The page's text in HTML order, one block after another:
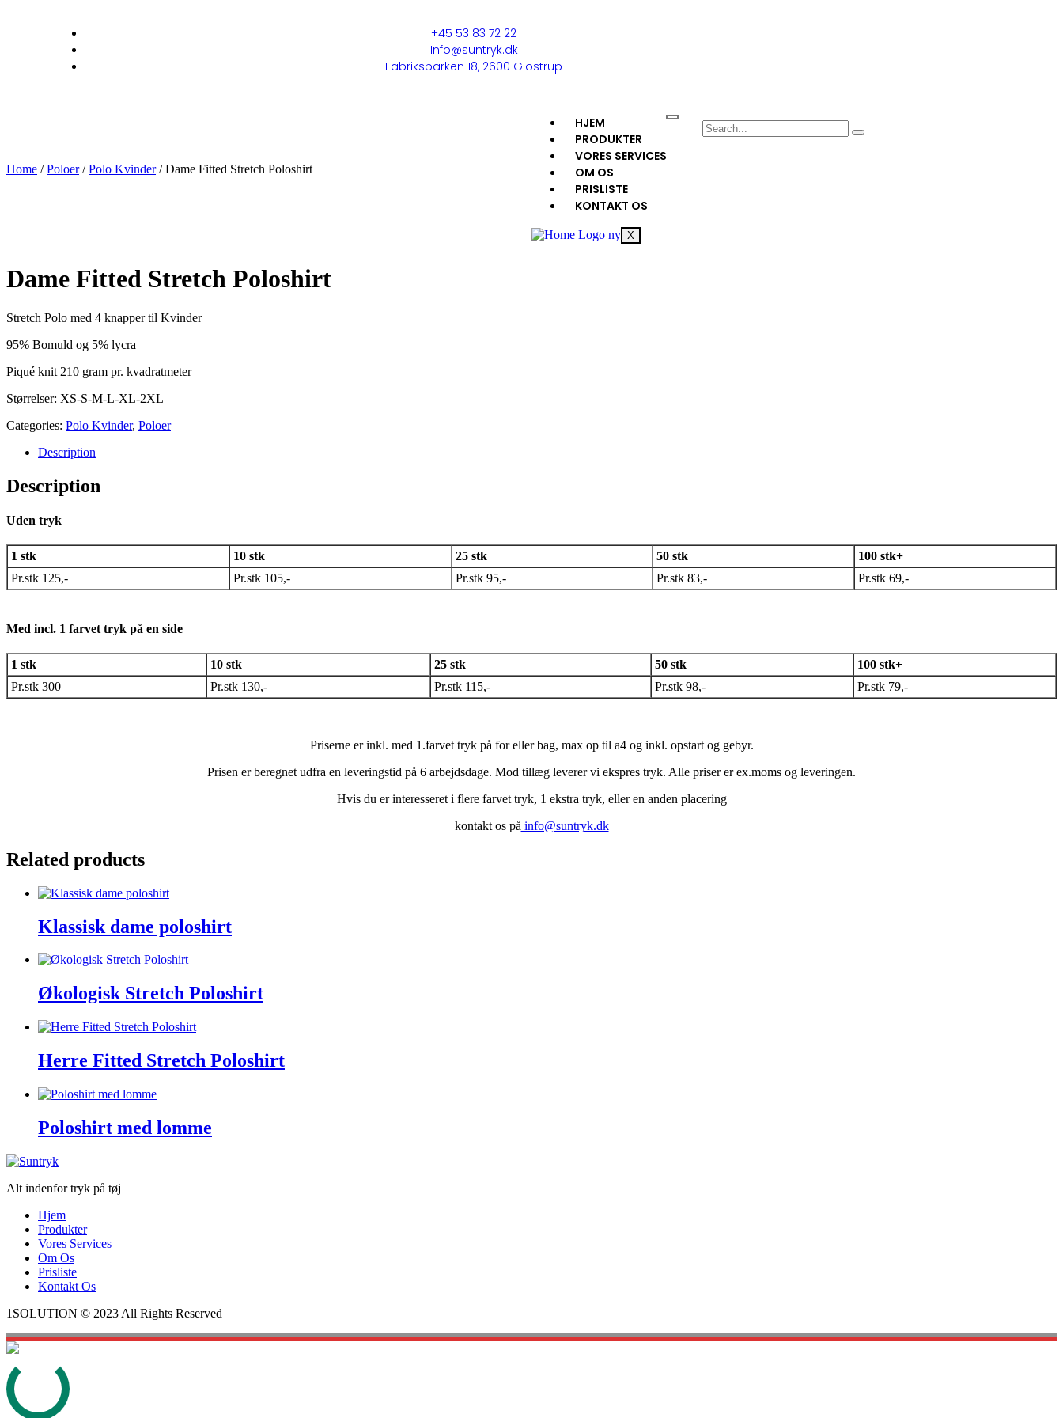
+45 53 83 72 22
Info@suntryk.dk
Fabriksparken 18, 2600 Glostrup
HJEM
PRODUKTER
VORES SERVICES
OM OS
PRISLISTE
KONTAKT OS
X
Home /Poloer/Polo Kvinder/ Dame Fitted Stretch Poloshirt
Dame Fitted Stretch Poloshirt
Stretch Polo med 4 knapper til Kvinder
95% Bomuld og 5% lycra
Piqué knit 210 gram pr. kvadratmeter
Størrelser: XS-S-M-L-XL-2XL
Categories: Polo Kvinder, Poloer
Description
Description
Uden tryk
1 stk 10 stk 25 stk 50 stk
100 stk+
Pr.stk 125,-
Pr.stk 105,- Pr.stk 95,- Pr.stk 83,- Pr.stk 69,-
Med incl. 1 farvet tryk på en side
1 stk 10 stk 25 stk 50 stk
100 stk+
Pr.stk 300
Pr.stk 130,- Pr.stk 115,- Pr.stk 98,- Pr.stk 79,-
Priserne er inkl. med 1.farvet tryk på for eller bag, max op til a4 og inkl. opstart og gebyr.
Prisen er beregnet udfra en leveringstid på 6 arbejdsdage. Mod tillæg leverer vi ekspres tryk. Alle priser er ex.moms og leveringen.
Hvis du er interesseret i flere farvet tryk, 1 ekstra tryk, eller en anden placering
kontakt os på info@suntryk.dk
Related products
Klassisk dame poloshirt
Økologisk Stretch Poloshirt
Herre Fitted Stretch Poloshirt
Poloshirt med lomme
Alt indenfor tryk på tøj
Hjem
Produkter
Vores Services
Om Os
Prisliste
Kontakt Os
1SOLUTION © 2023 All Rights Reserved